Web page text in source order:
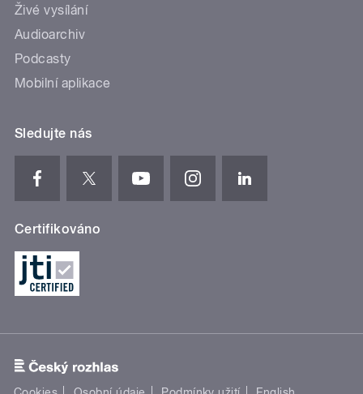
Živé vysílání
Audioarchiv
Podcasty
Mobilní aplikace
Sledujte nás
Certifikováno